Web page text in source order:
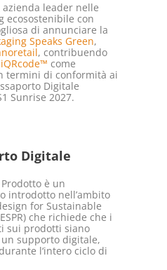
azienda leader nelle
ecosostenibile con
di annunciare la
Speaks Green,
, contribuendo
iQRcode™ come
termini di conformità ai
Digitale
Sunrise 2027.
Digitale
è un
introdotto nell’ambito
for Sustainable
che richiede che i
sui prodotti siano
supporto digitale,
l‘intero ciclo di